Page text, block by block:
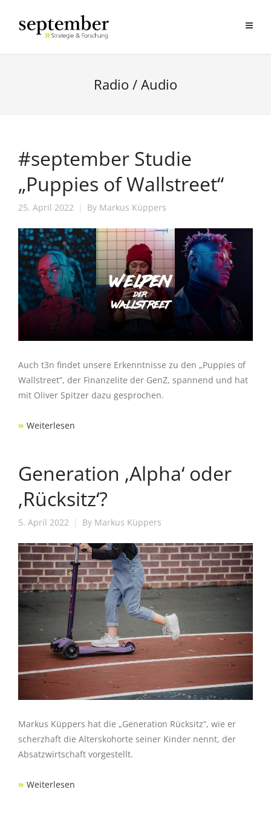
Radio / Audio
#september Studie
„Puppies of Wallstreet“
25. April 2022 By Markus Küppers
Auch t3n findet unsere Erkenntnisse zu den „Puppies of
Wallstreet“, der Finanzelite der GenZ, spannend und hat
mit Oliver Spitzer dazu gesprochen.
» Weiterlesen
Generation ‚Alpha‘ oder
‚Rücksitz‘?
5. April 2022 By Markus Küppers
Markus Küppers hat die „Generation Rücksitz“, wie er
scherzhaft die Alterskohorte seiner Kinder nennt, der
Absatzwirtschaft vorgestellt.
» Weiterlesen